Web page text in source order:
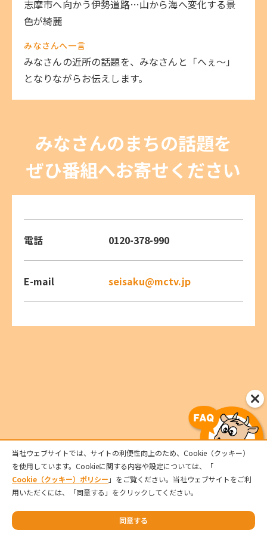
志摩市へ向かう伊勢道路…山から海へ変化する景
色が綺麗
みなさんへ一言
みなさんの近所の話題を、みなさんと「へぇ～」
となりながらお伝えします。
みなさんのまちの話題を
ぜひ番組へお寄せください
電話 0120-378-990
E-mail seisaku@mctv.jp
サービス
当社ウェブサイトでは、サイトの利便性向上のため、Cookie（クッキー）
を使用しています。Cookieに関する内容や設定については、「
Cookie（クッキー）ポリシー 」をご覧ください。当社ウェブサイトをご利
用いただくには、「同意する」をクリックしてください。
同意する